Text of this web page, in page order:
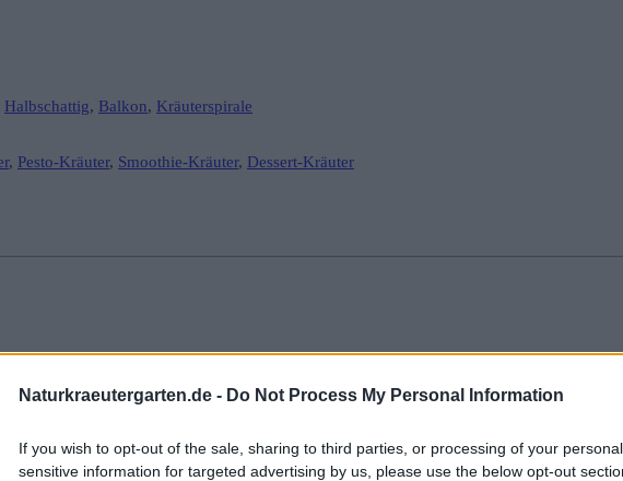
Naturkraeutergarten.de - Do Not Process My Personal Information
If you wish to opt-out of the sale, sharing to third parties, or processing of your
sensitive information for targeted advertising by us, please use the below opt-out
Halbschattig, Balkon, Kräuterspirale
, Pesto-Kräuter, Smoothie-Kräuter, Dessert-Kräuter